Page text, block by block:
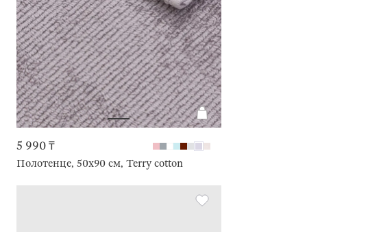
5 990 ₸
Полотенце, 50х90 см, Terry cotton